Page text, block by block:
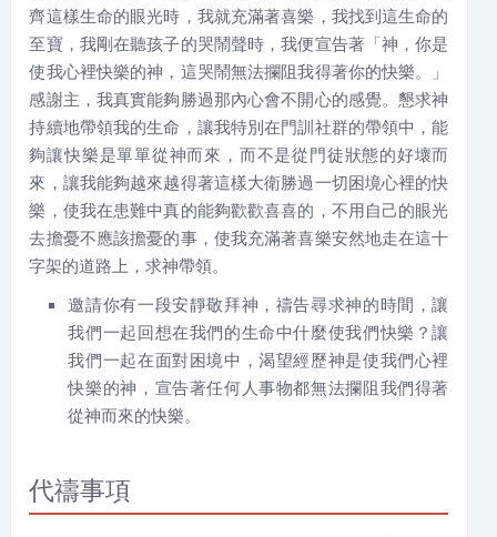
齊這樣生命的眼光時，我就充滿著喜樂，我找到這生命的
至寶，我剛在聽孩子的哭鬧聲時，我便宣告著「神，你是
使我心裡快樂的神，這哭鬧無法攔阻我得著你的快樂。」
感謝主，我真實能夠勝過那內心會不開心的感覺。懇求神
持續地帶領我的生命，讓我特別在門訓社群的帶領中，能
夠讓快樂是單單從神而來，而不是從門徒狀態的好壞而
來，讓我能夠越來越得著這樣大衛勝過一切困境心裡的快
樂，使我在患難中真的能夠歡歡喜喜的，不用自己的眼光
去擔憂不應該擔憂的事，使我充滿著喜樂安然地走在這十
字架的道路上，求神帶領。
邀請你有一段安靜敬拜神，禱告尋求神的時間，讓
我們一起回想在我們的生命中什麼使我們快樂？讓
我們一起在面對困境中，渴望經歷神是使我們心裡
快樂的神，宣告著任何人事物都無法攔阻我們得著
從神而來的快樂。
代禱事項